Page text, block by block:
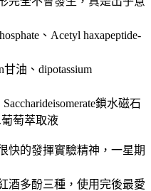
、Acetyl haxapeptide-
油、dipotassium
鎖水磁石
葡萄萃取液
快的發揮實驗精神，一星期
酒多酚三種，使用完後最愛